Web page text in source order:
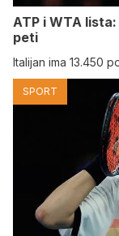
ATP i WTA
peti
Italijan ima 13.450
SPORT